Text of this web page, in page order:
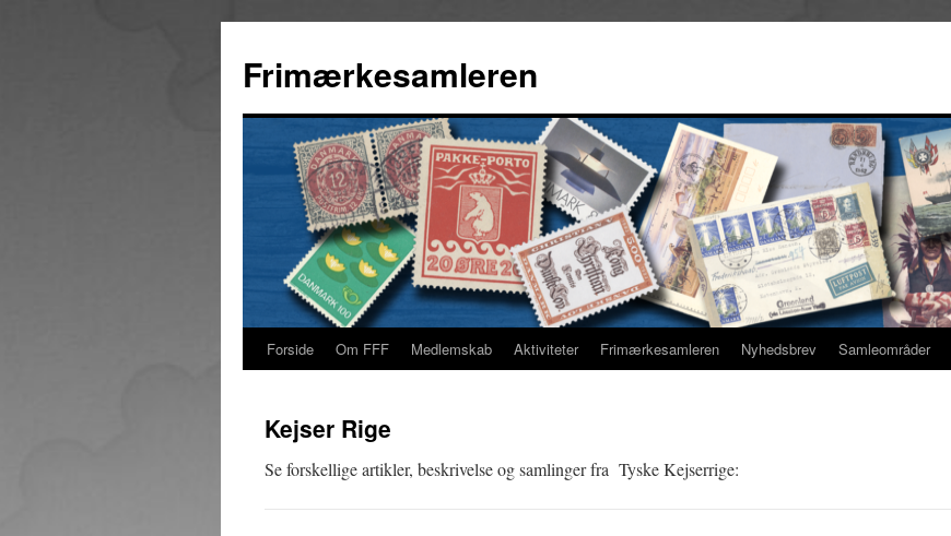
indhold
Frimærkesamleren
Forside Om FFF Medlemskab Aktiviteter Frimærkesamleren Nyhedsbrev Samleområder
Kejser Rige
Se forskellige artikler, beskrivelse og samlinger fra Tyske Kejserrige: